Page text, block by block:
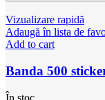
Vizualizare rapidă
Adaugă în lista de
Add to cart
Banda 500
În stoc